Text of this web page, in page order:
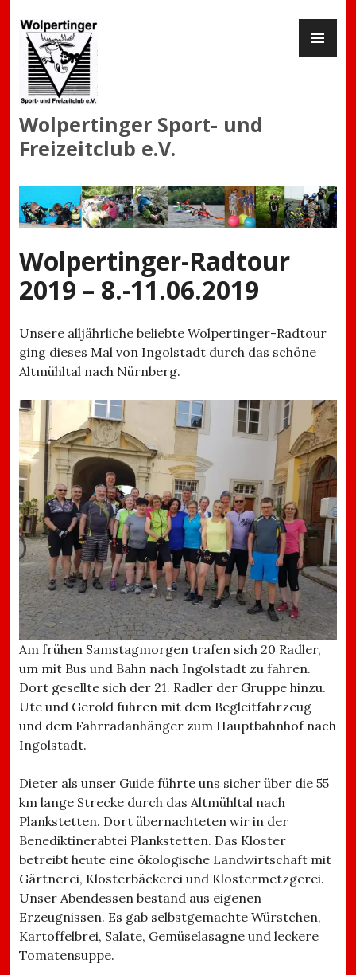
Inhalt
springen
Wolpertinger Sport- und
Freizeitclub e.V.
Wolpertinger-Radtour
2019 – 8.-11.06.2019
Unsere alljährliche beliebte Wolpertinger-Radtour
ging dieses Mal von Ingolstadt durch das schöne
Altmühltal nach Nürnberg.
Am frühen Samstagmorgen trafen sich 20 Radler,
um mit Bus und Bahn nach Ingolstadt zu fahren.
Dort gesellte sich der 21. Radler der Gruppe hinzu.
Ute und Gerold fuhren mit dem Begleitfahrzeug
und dem Fahrradanhänger zum Hauptbahnhof nach
Ingolstadt.
Dieter als unser Guide führte uns sicher über die 55
km lange Strecke durch das Altmühltal nach
Plankstetten. Dort übernachteten wir in der
Benediktinerabtei Plankstetten. Das Kloster
betreibt heute eine ökologische Landwirtschaft mit
Gärtnerei, Klosterbäckerei und Klostermetzgerei.
Unser Abendessen bestand aus eigenen
Erzeugnissen. Es gab selbstgemachte Würstchen,
Kartoffelbrei, Salate, Gemüselasagne und leckere
Tomatensuppe.